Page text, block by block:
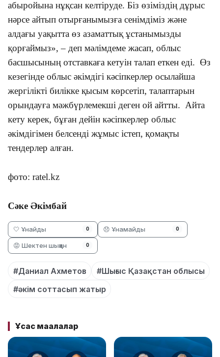
абыройына нұқсан келтіруде. Біз өзіміздің дұрыс
нәрсе айтып отырғанымызға сенімдіміз және
алдағы уақытта өз азаматтық ұстанымызды
қорғаймыз», – деп мәлімдеме жасап, облыс
басшысының отставкаға кетуін талап еткен еді. Өз
кезегінде облыс әкімдігі кәсіпкерлер осылайша
жергілікті билікке қысым көрсетіп, талаптарын
орындауға мәжбүрлемекші деген ой айтты. Айта
кету керек, бұған дейін кәсіпкерлер облыс
әкімдігімен белсенді жұмыс істеп, қомақты
тендерлер алған.
фото: ratel.kz
Сәке Әкімбай
🤍 Ұнайды 0 😞 Ұнамайды 0
😡 Шектен шыққан 0
#Даниал Ахметов
#Шығыс Қазақстан облысы
#әкім соттасып жатыр
Ұқсас мақалалар